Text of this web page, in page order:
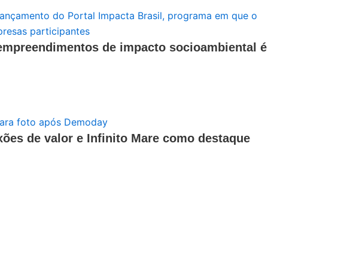
de impacto socioambiental é
de valor e Infinito Mare como destaque